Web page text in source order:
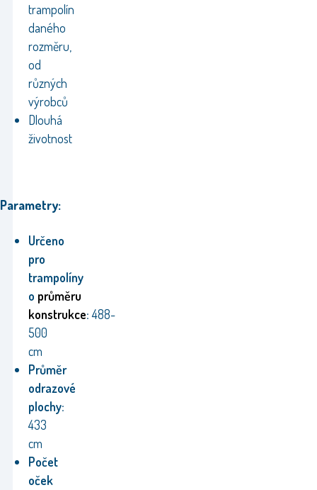
trampolín
daného
rozměru,
od
různých
výrobců
Dlouhá
životnost
Parametry:
Určeno
pro
trampolíny
o průměru
konstrukce:488-
500
cm
Průměr
odrazové
plochy:
433
cm
Počet
oček